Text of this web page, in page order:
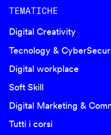
TEMATICHE
Digital Creativity
Tecnology &
Digital workplace
Soft Skill
Digital Marketing &
Tutti i corsi